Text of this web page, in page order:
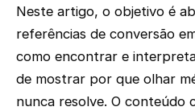
Neste artigo, o objetivo é
referências de conversão
como encontrar e
de mostrar por que olhar
nunca resolve. O conteúdo